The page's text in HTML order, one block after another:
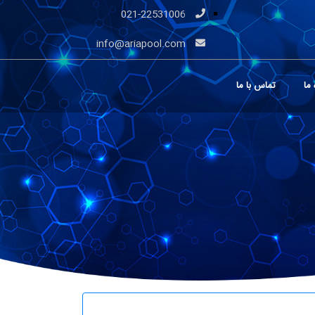
info@ariapool.com
ما تماس با ما